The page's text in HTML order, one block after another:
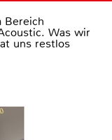
Bereich
Was wir
uns restlos